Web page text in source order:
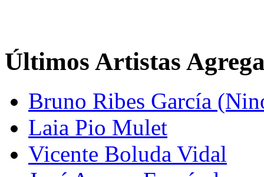
Últimos Artistas
Bruno Ribes García
Laia Pio Mulet
Vicente Boluda Vidal